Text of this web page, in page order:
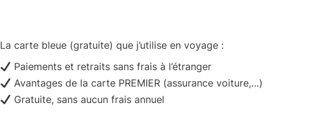
La carte bleue (gratuite) que j’utilise en voyage :
Paiements et retraits sans frais à l’étranger
Avantages de la carte PREMIER (assurance voiture,…)
Gratuite, sans aucun frais annuel